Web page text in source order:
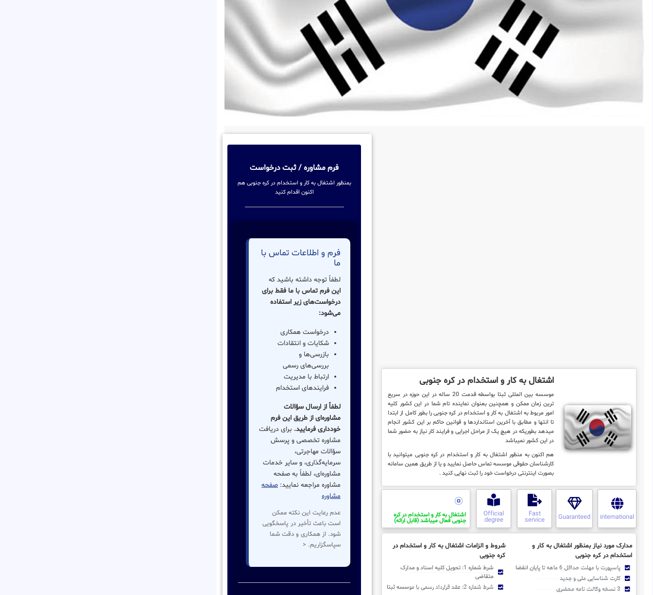
اشتغال به کار و استخدام در کره جنوبی
موسسه بین المللی ثبتا بواسطه قدمت 20 ساله در این حوزه در سریع
ترین زمان ممکن و همچنین بعنوان نماینده تام شما در این کشور کلیه
امور مربوط به اشتغال به کار و استخدام در کره جنوبی را بطور کامل از ابتدا
تا انتها و مطابق با آخرین استانداردها و قوانین حاکم بر این کشور انجام
میدهد بطوریکه در هیچ یک از مراحل اجرایی و فرایند کار نیاز به حضور شما
در این کشور نمیباشد
هم اکنون به منظور اشتغال به کار و استخدام در کره جنوبی میتوانید با
کارشناسان حقوقی موسسه تماس حاصل نمایید و یا از طریق همین سامانه
بصورت اینترنتی درخواست خود را ثبت نهایی کنید .
international
Guaranteed
Fast
service
Official
degree
اشتغال به کار و استخدام در کره
جنوبی فعال میباشد (قابل ارائه)
مدارک مورد نیاز بمنظور اشتغال به کار و
استخدام در کره جنوبی
پاسپورت با مهلت حداقل 6 ماهه تا پایان انقضا
کارت شناسایی ملی و جدید
3 نسخه وکالت نامه محضری
شروط و الزامات اشتغال به کار و استخدام در
کره جنوبی
شرط شماره 1: تحویل کلیه اسناد و مدارک
متقاضی
شرط شماره 2: عقد قرارداد رسمی با موسسه ثبتا
فرم مشاوره / ثبت درخواست
بمنظور اشتغال به کار و استخدام در کره جنوبی هم
اکنون اقدام کنید
فرم و اطلاعات تماس با
ما
لطفاً توجه داشته باشید که
این فرم تماس با ما فقط برای
درخواست‌های زیر استفاده
می‌شود:
درخواست همکاری
شکایات و انتقادات
بازرسی‌ها و
بررسی‌های رسمی
ارتباط با مدیریت
فرایندهای استخدام
لطفاً از ارسال سؤالات
مشاوره‌ای از طریق این فرم
خودداری فرمایید. برای دریافت
مشاوره تخصصی و پرسش
سؤالات مهاجرتی،
سرمایه‌گذاری، و سایر خدمات
مشاوره‌ای، لطفاً به صفحه
مشاوره مراجعه نمایید: صفحه
مشاوره
عدم رعایت این نکته ممکن
است باعث تأخیر در پاسخگویی
شود. از همکاری و دقت شما
سپاسگزاریم. <